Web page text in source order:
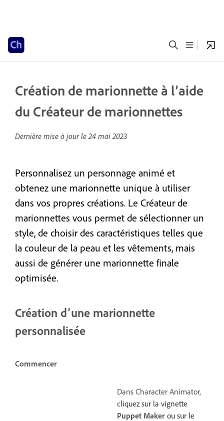
Création de marionnette à l’aide
du Créateur de marionnettes
Dernière mise à jour le24 mai 2023
Personnalisez un personnage animé et
obtenez une marionnette unique à utiliser
dans vos propres créations. Le Créateur de
marionnettes vous permet de sélectionner un
style, de choisir des caractéristiques telles que
la couleur de la peau et les vêtements, mais
aussi de générer une marionnette finale
optimisée.
Création d’une marionnette
personnalisée
Commencer
Dans Character Animator,
cliquez sur la vignette
Puppet Maker ou sur le